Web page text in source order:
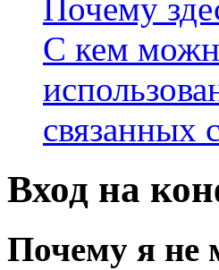
Почему
С кем
связанных
Вход на
Почему я не